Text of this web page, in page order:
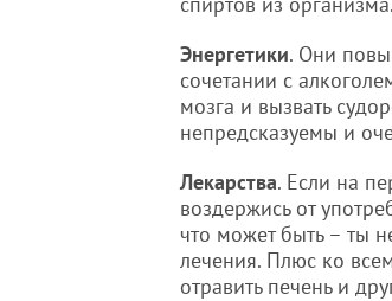
Энергетики. Они
сочетании с
мозга и вызвать
непредсказуемы и
Лекарства. Если на
воздержись от
что может быть – ты
лечения. Плюс ко
отравить печень и